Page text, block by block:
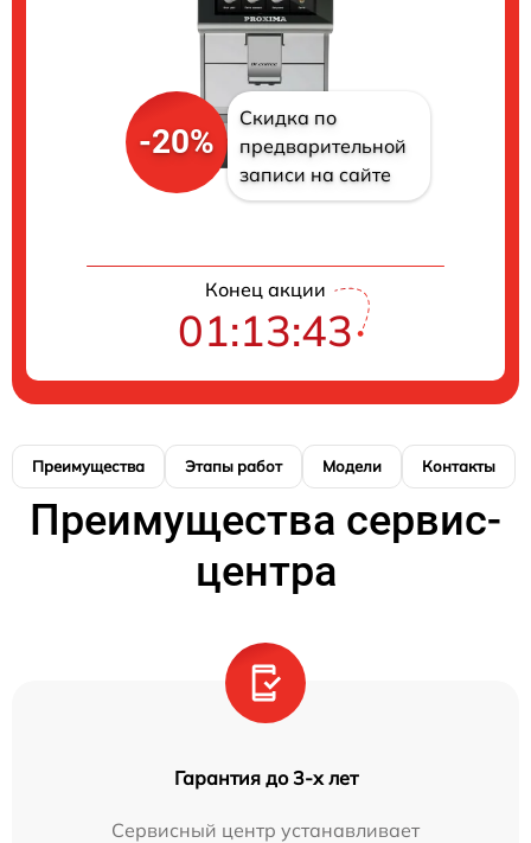
-20%
Скидка по
предварительной
записи на сайте
Конец акции
01:13:42
Преимущества Этапы работ Модели Контакты
Преимущества сервис-
центра
Гарантия до 3-х лет
Сервисный центр устанавливает